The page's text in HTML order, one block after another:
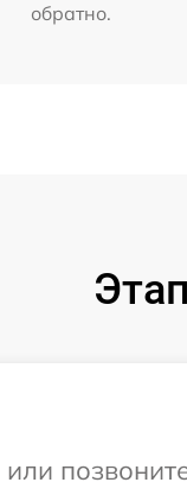
обратно.